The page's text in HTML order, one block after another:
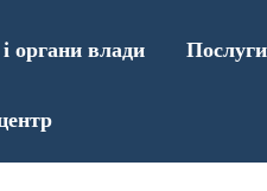
органи влади Послуги